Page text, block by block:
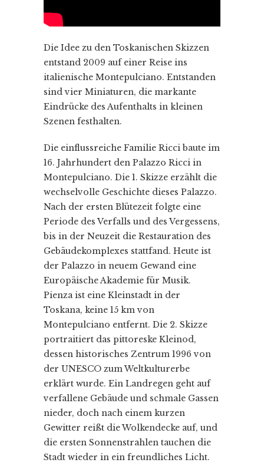
Die Idee zu den Toskanischen Skizzen
entstand 2009 auf einer Reise ins
italienische Montepulciano. Entstanden
sind vier Miniaturen, die markante
Eindrücke des Aufenthalts in kleinen
Szenen festhalten.
Die einflussreiche Familie Ricci baute im
16. Jahrhundert den Palazzo Ricci in
Montepulciano. Die 1. Skizze erzählt die
wechselvolle Geschichte dieses Palazzo.
Nach der ersten Blütezeit folgte eine
Periode des Verfalls und des Vergessens,
bis in der Neuzeit die Restauration des
Gebäudekomplexes stattfand. Heute ist
der Palazzo in neuem Gewand eine
Europäische Akademie für Musik.
Pienza ist eine Kleinstadt in der
Toskana, keine 15 km von
Montepulciano entfernt. Die 2. Skizze
portraitiert das pittoreske Kleinod,
dessen historisches Zentrum 1996 von
der UNESCO zum Weltkulturerbe
erklärt wurde. Ein Landregen geht auf
verfallene Gebäude und schmale Gassen
nieder, doch nach einem kurzen
Gewitter reißt die Wolkendecke auf, und
die ersten Sonnenstrahlen tauchen die
Stadt wieder in ein freundliches Licht.